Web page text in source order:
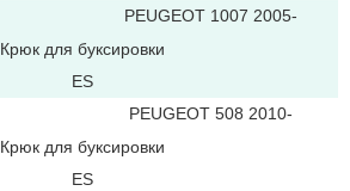
PEUGEOT 1007 2005-
Крюк для буксировки
ES
PEUGEOT 508 2010-
Крюк для буксировки
ES